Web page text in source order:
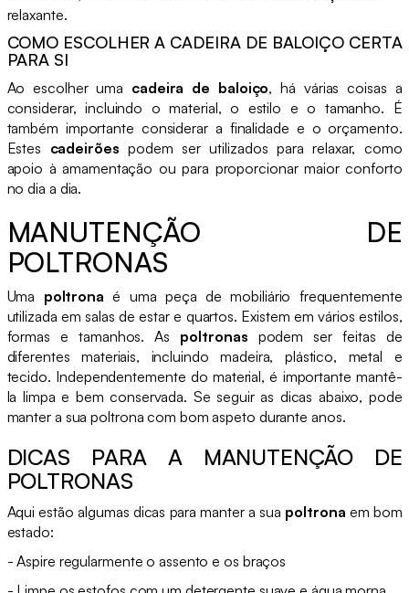
relaxante.
COMO ESCOLHER A CADEIRA DE BALOIÇO CERTA
PARA SI
Ao escolher uma cadeira de baloiço, há várias coisas a
considerar, incluindo o material, o estilo e o tamanho. É
também importante considerar a finalidade e o orçamento.
Estes cadeirões podem ser utilizados para relaxar, como
apoio à amamentação ou para proporcionar maior conforto
no dia a dia.
MANUTENÇÃO DE
POLTRONAS
Uma poltrona é uma peça de mobiliário frequentemente
utilizada em salas de estar e quartos. Existem em vários estilos,
formas e tamanhos. As poltronas podem ser feitas de
diferentes materiais, incluindo madeira, plástico, metal e
tecido. Independentemente do material, é importante mantê-
la limpa e bem conservada. Se seguir as dicas abaixo, pode
manter a sua poltrona com bom aspeto durante anos.
DICAS PARA A MANUTENÇÃO DE
POLTRONAS
Aqui estão algumas dicas para manter a sua poltrona em bom
estado:
- Aspire regularmente o assento e os braços